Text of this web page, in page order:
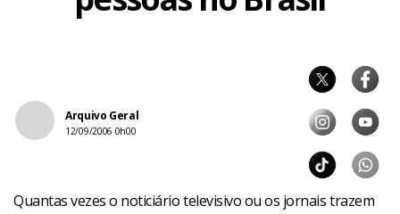
Arquivo Geral
12/09/2006 0h00
Quantas vezes o noticiário televisivo ou os jornais trazem